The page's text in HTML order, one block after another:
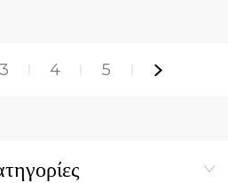
3 4 5